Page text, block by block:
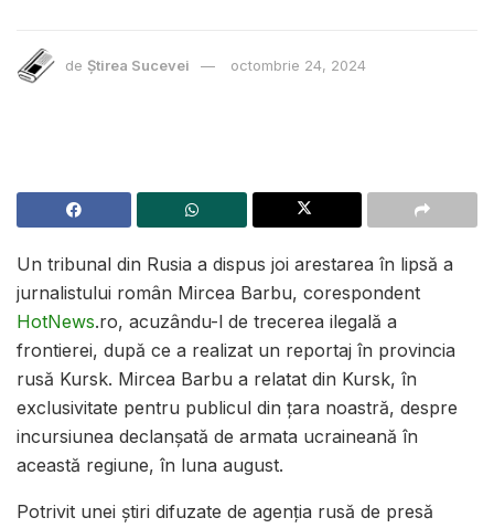
de Știrea Sucevei octombrie 24, 2024
Un tribunal din Rusia a dispus joi arestarea în lipsă a
jurnalistului român Mircea Barbu, corespondent
HotNews.ro, acuzându-l de trecerea ilegală a
frontierei, după ce a realizat un reportaj în provincia
rusă Kursk. Mircea Barbu a relatat din Kursk, în
exclusivitate pentru publicul din țara noastră, despre
incursiunea declanșată de armata ucraineană în
această regiune, în luna august.
Potrivit unei știri difuzate de agenția rusă de presă